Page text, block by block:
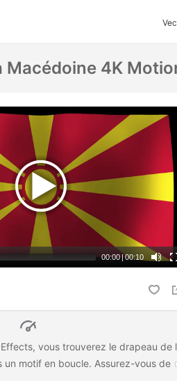
Macédoine 4K
00:00|00:10
vous trouverez le drapeau de
un motif en boucle. Assurez-vous de